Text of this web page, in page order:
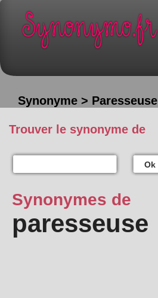
Synonyme > Paresseuse
Trouver le synonyme de
Ok
Synonymes de
paresseuse